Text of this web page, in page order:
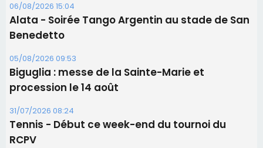
06/08/2026 15:04
Alata - Soirée Tango Argentin au stade de San
Benedetto
05/08/2026 09:53
Biguglia : messe de la Sainte-Marie et
procession le 14 août
31/07/2026 08:24
Tennis - Début ce week-end du tournoi du
RCPV